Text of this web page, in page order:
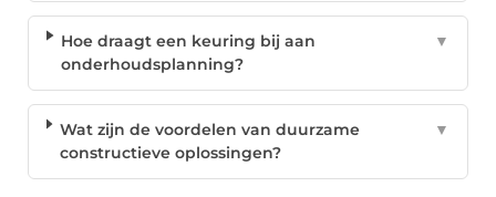
Hoe draagt een keuring bij aan
onderhoudsplanning?
▼
Wat zijn de voordelen van duurzame
constructieve oplossingen?
▼